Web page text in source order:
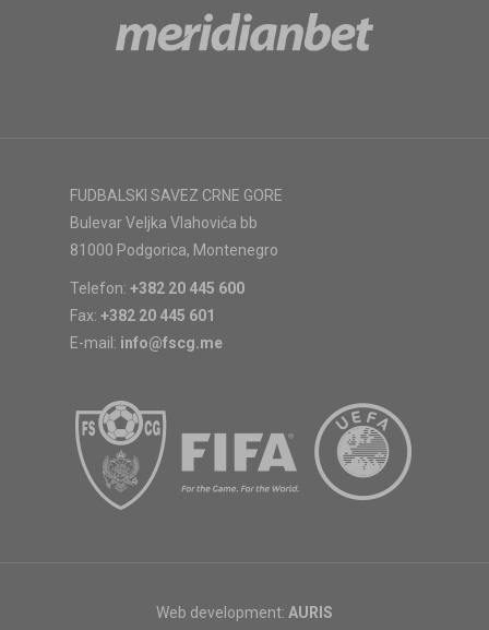
FUDBALSKI SAVEZ CRNE GORE
Bulevar Veljka Vlahovića bb
81000 Podgorica, Montenegro
Telefon: +382 20 445 600
Fax: +382 20 445 601
E-mail: info@fscg.me
Web development: AURIS